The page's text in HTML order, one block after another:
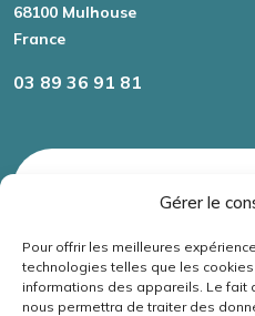
Gérer le
Pour offrir les meilleures
technologies telles que les
informations des appareils. Le fait
nous permettra de traiter des
68100 Mulhouse
France
03 89 36 91 81
À PROPOS